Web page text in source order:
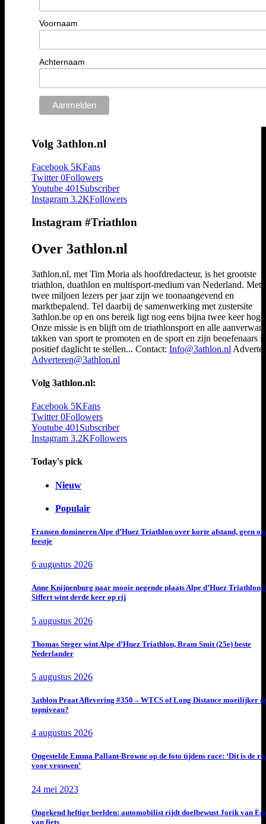
Voornaam
Achternaam
Volg 3athlon.nl
Facebook 5KFans
Twitter 0Followers
Youtube 401 Subscriber
Instagram 3.2KFollowers
Instagram #Triathlon
Over 3athlon.nl
3athlon.nl, met Tim Moria als hoofdredacteur, is het grootste
triathlon, duathlon en multisport-medium van Nederland. Met
twee miljoen lezers per jaar zijn we toonaangevend en
marktbepalend. Tel daarbij de samenwerking met zustersite
3athlon.be op en ons bereik ligt nog eens bijna twee keer
Onze missie is en blijft om de triathlonsport en alle
takken van sport te promoten en de sport en zijn beoefenaars
positief daglicht te stellen... Contact: Info@3athlon.nl
Adverteren@3athlon.nl
Volg 3athlon.nl:
Facebook 5KFans
Twitter 0Followers
Youtube 401 Subscriber
Instagram 3.2KFollowers
Today's pick
Nieuw
Populair
Fransen domineren Alpe d’Huez Triathlon over korte afstand, geen
feestje
6 augustus 2026
Anne Knijnenburg naar mooie negende plaats Alpe d’Huez Triathlon,
Siffert wint derde keer op rij
5 augustus 2026
Thomas Steger wint Alpe d’Huez Triathlon, Bram Smit (25e) beste
Nederlander
5 augustus 2026
3athlon Praat Aflevering #350 – WTCS of Long Distance moeilijker
topniveau?
4 augustus 2026
Ongestelde Emma Pallant-Browne op de foto tijdens race: ‘Dit is de
voor vrouwen’
24 mei 2023
Ongekend heftige beelden: automobilist rijdt doelbewust Jorik van
van fiets